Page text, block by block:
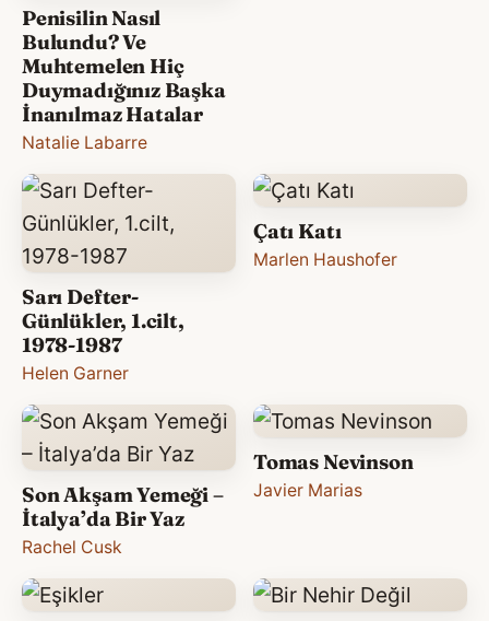
Penisilin Nasıl
Bulundu? Ve
Muhtemelen Hiç
Duymadığınız Başka
İnanılmaz Hatalar
Natalie Labarre
Sarı Defter-
Günlükler, 1.cilt,
1978-1987
Helen Garner
Çatı Katı
Marlen Haushofer
Son Akşam Yemeği –
İtalya’da Bir Yaz
Rachel Cusk
Tomas Nevinson
Javier Marias